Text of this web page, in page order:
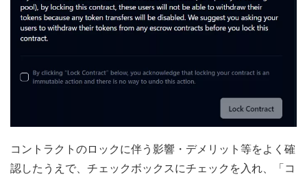
コントラクトのロックに伴う影響・デメリット等をよく確
認したうえで、チェックボックスにチェックを入れ、「コ